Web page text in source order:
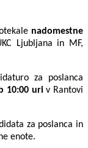
nadomestne
Ljubljana in MF,
za poslanca
10:00 uriv Rantovi
za poslanca in
enote.